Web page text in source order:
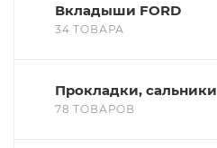
Вкладыши FORD
34 ТОВАРА
Прокладки, сальники
78 ТОВАРОВ